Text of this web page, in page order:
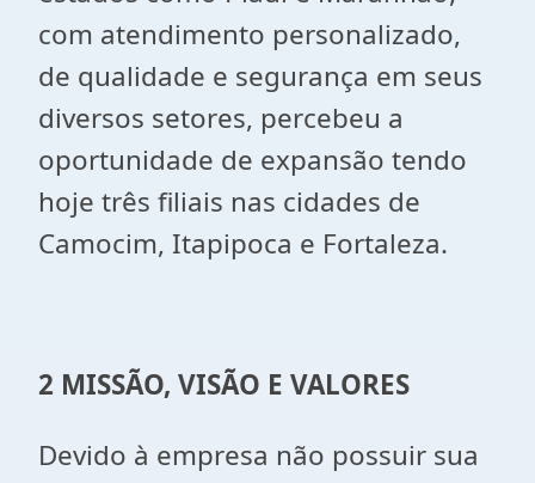
com atendimento personalizado,
de qualidade e segurança em seus
diversos setores, percebeu a
oportunidade de expansão tendo
hoje três filiais nas cidades de
Camocim, Itapipoca e Fortaleza.
2 MISSÃO, VISÃO E VALORES
Devido à empresa não possuir sua